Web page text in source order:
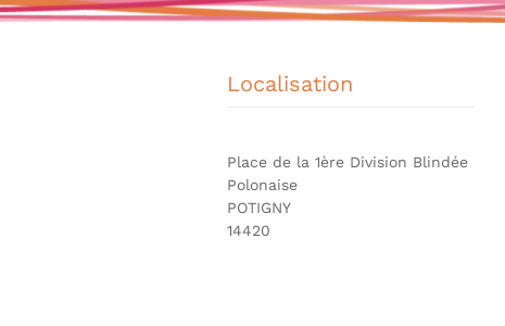
Localisation
Place de la 1ère Division Blindée
Polonaise
POTIGNY
14420